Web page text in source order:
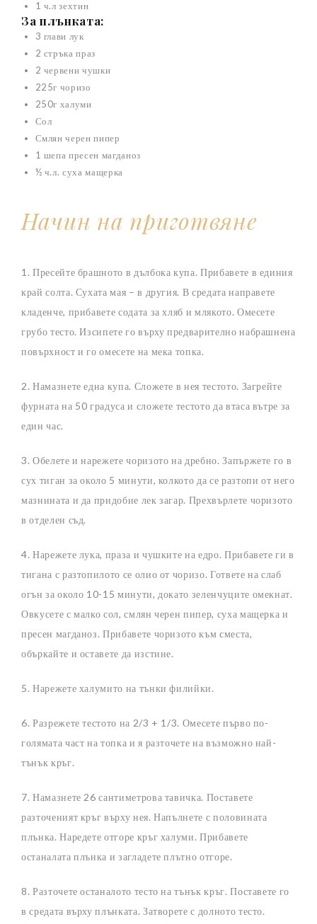
1 ч.л зехтин
За плънката:
3 глави лук
2 стръка праз
2 червени чушки
225г чоризо
250г халуми
Сол
Смлян черен пипер
1 шепа пресен магданоз
½ ч.л. суха мащерка
Начин на приготвяне
1. Пресейте брашното в дълбока купа. Прибавете в единия
край солта. Сухата мая – в другия. В средата направете
кладенче, прибавете содата за хляб и млякото. Омесете
грубо тесто. Изсипете го върху предварително набрашнена
повърхност и го омесете на мека топка.
2. Намазнете една купа. Сложете в нея тестото. Загрейте
фурната на 50 градуса и сложете тестото да втаса вътре за
един час.
3. Обелете и нарежете чоризото на дребно. Запържете го в
сух тиган за около 5 минути, колкото да се разтопи от него
мазнината и да придобие лек загар. Прехвърлете чоризото
в отделен съд.
4. Нарежете лука, праза и чушките на едро. Прибавете ги в
тигана с разтопилото се олио от чоризо. Гответе на слаб
огън за около 10-15 минути, докато зеленчуците омекнат.
Овкусете с малко сол, смлян черен пипер, суха мащерка и
пресен магданоз. Прибавете чоризото към сместа,
объркайте и оставете да изстине.
5. Нарежете халумито на тънки филийки.
6. Разрежете тестото на 2/3 + 1/3. Омесете първо по-
голямата част на топка и я разточете на възможно най-
тънък кръг.
7. Намазнете 26 сантиметрова тавичка. Поставете
разточеният кръг върху нея. Напълнете с половината
плънка. Наредете отгоре кръг халуми. Прибавете
останалата плънка и загладете плътно отгоре.
8. Разточете останалото тесто на тънък кръг. Поставете го
в средата върху плънката. Затворете с долното тесто.